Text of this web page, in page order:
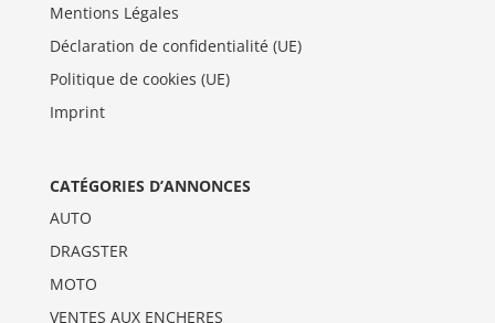
Mentions Légales
Déclaration de confidentialité (UE)
Politique de cookies (UE)
Imprint
CATÉGORIES D’ANNONCES
AUTO
DRAGSTER
MOTO
VENTES AUX ENCHERES